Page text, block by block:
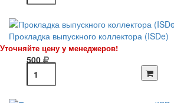
Прокладка выпускного коллектора (ISDe)
Уточняйте цену у менеджеров!
500